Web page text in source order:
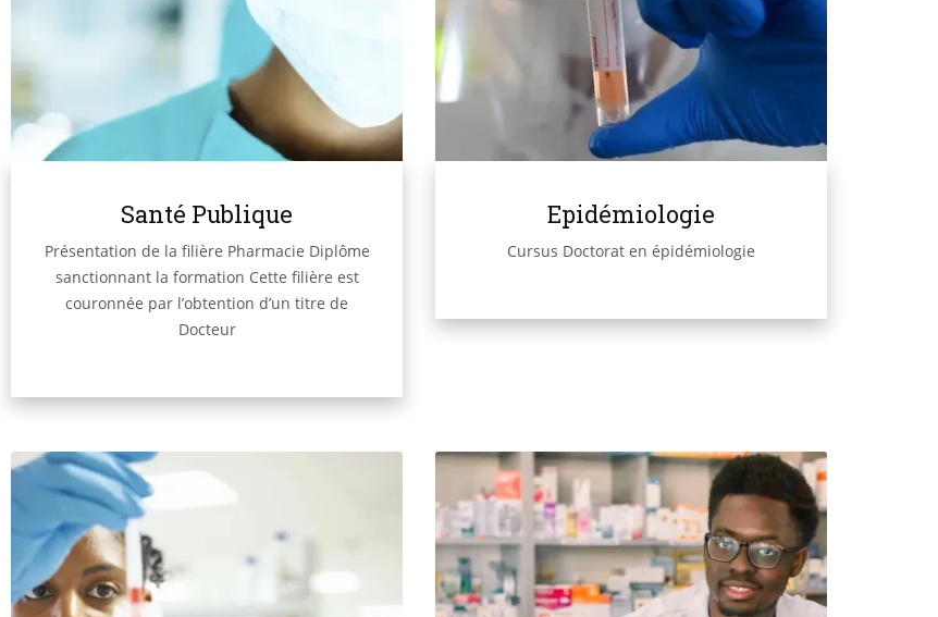
Santé Publique
Présentation de la filière Pharmacie Diplôme
sanctionnant la formation Cette filière est
couronnée par l’obtention d’un titre de
Docteur
Epidémiologie
Cursus Doctorat en épidémiologie